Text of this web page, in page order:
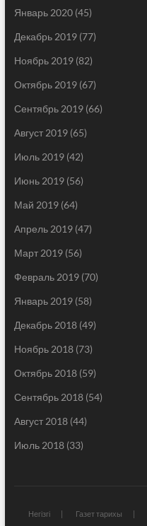
Январь 2020(45)
Декабрь 2019(77)
Ноябрь 2019(82)
Октябрь 2019(67)
Сентябрь 2019(66)
Август 2019(65)
Июль 2019(42)
Июнь 2019(56)
Май 2019(64)
Апрель 2019(47)
Март 2019(56)
Февраль 2019(70)
Январь 2019(58)
Декабрь 2018(49)
Ноябрь 2018(73)
Октябрь 2018(59)
Сентябрь 2018(54)
Август 2018(44)
Июль 2018(33)
Негізгі Газет тарихы